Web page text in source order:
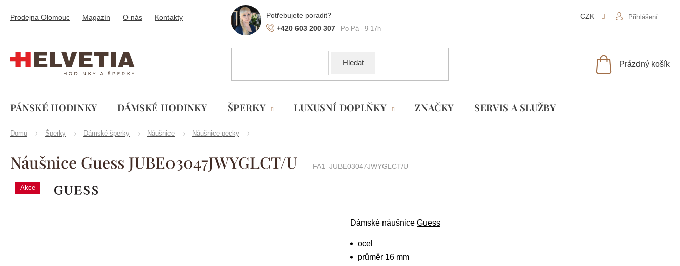
obsah
+420 603 200 307
Prodejna Olomouc Magazín O nás Kontakty CZK Přihlášení
Hledat
NÁKUPNÍ
Prázdný košík
PÁNSKÉ HODINKY DÁMSKÉ HODINKY ŠPERKY LUXUSNÍ DOPLŇKY ZNAČKY SLUŽBY
Domů Šperky Dámské šperky Náušnice Náušnice pecky
Náušnice Guess JUBE03047JWYGLCT/U FA1_JUBE03047JWYGLCT/U
Akce Značka: Guess
Dámské náušnice Guess
ocel
průměr 16 mm